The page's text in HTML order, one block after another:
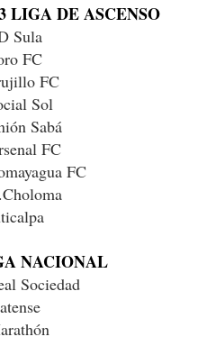
LIGA DE ASCENSO
Sula
FC
FC
Sol
Sabá
FC
FC
NACIONAL
Sociedad